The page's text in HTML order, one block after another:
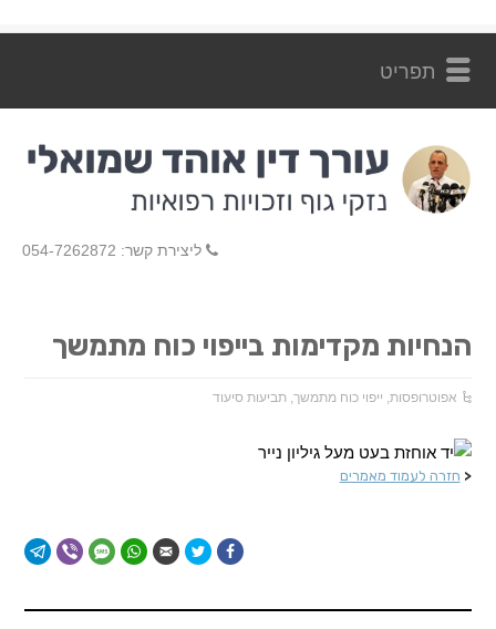
ליצירת קשר: 054-7262872
הנחיות מקדימות בייפוי כוח מתמשך
אפוטרופסות, ייפוי כוח מתמשך,תביעות סיעוד
< חזרה לעמוד מאמרים